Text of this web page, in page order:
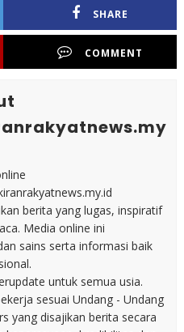
SHARE
COMMENT
berita yang lugas, inspiratif
Media online ini
sains serta informasi baik
untuk semua usia.
sesuai Undang - Undang
yang disajikan berita secara